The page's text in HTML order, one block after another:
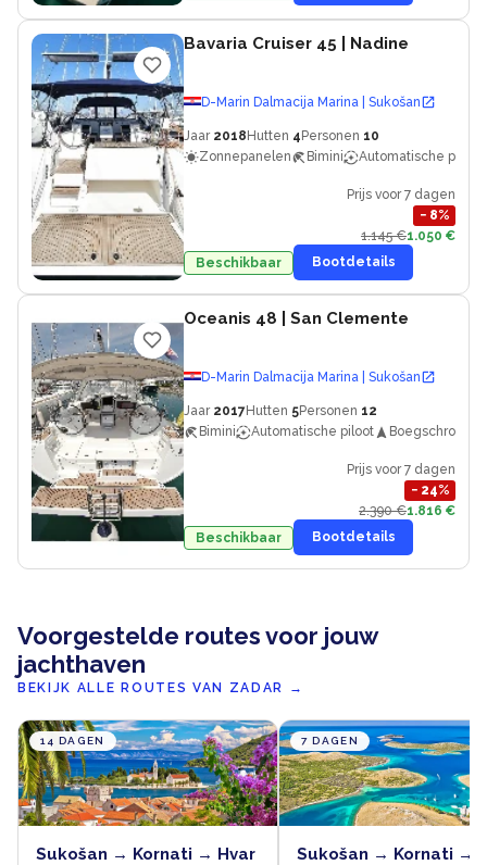
Bavaria Cruiser 45 | Nadine
D-Marin Dalmacija Marina | Sukošan
Jaar 2018 Hutten 4 Personen 10
Zonnepanelen
Bimini Automatische piloot
Prijs voor 7 dagen
− 8%
1.145 €1.050 €
Beschikbaar
Bootdetails
Oceanis 48 | San Clemente
D-Marin Dalmacija Marina | Sukošan
Jaar 2017Hutten 5Personen 12
Bimini
Automatische piloot Boegschroef
Prijs voor 7 dagen
− 24%
2.390 €1.816 €
Beschikbaar
Bootdetails
Voorgestelde routes voor jouw
jachthaven
BEKIJK ALLE ROUTES VAN ZADAR →
14 DAGEN
Sukošan → Kornati → Hvar
7 DAGEN
Sukošan → Kornati →